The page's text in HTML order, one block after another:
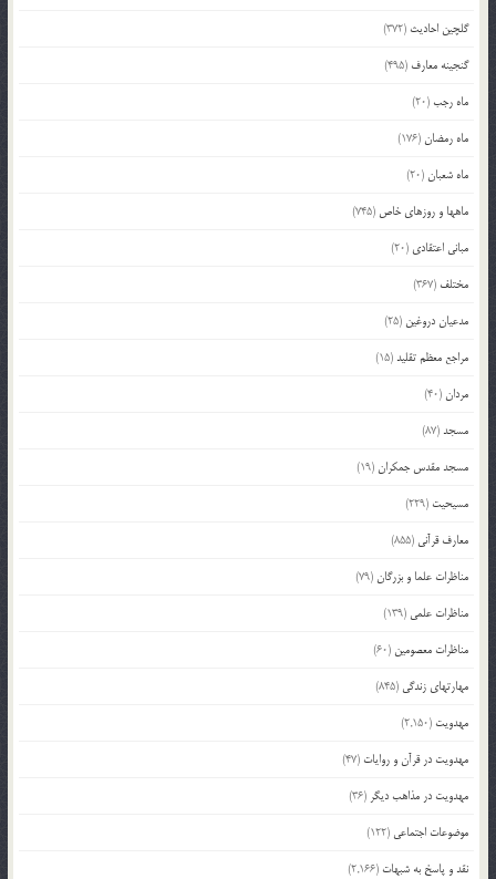
گلچین احادیث (372)
گنجینه معارف (495)
ماه رجب(20)
ماه رمضان(176)
ماه شعبان(20)
ماهها و روزهای خاص (745)
مبانی اعتقادی (20)
مختلف (367)
مدعیان دروغین (25)
مراجع معظم تقلید(15)
مردان(40)
مسجد(87)
مسجد مقدس جمکران(19)
مسیحیت (229)
معارف قرآنی (855)
مناظرات علما و بزرگان(79)
مناظرات علمی (139)
مناظرات معصومین (60)
مهارتهای زندگی (845)
مهدویت (2,150)
مهدویت در قرآن و روایات (47)
مهدویت در مذاهب دیگر (36)
موضوعات اجتماعی (122)
نقد و پاسخ به شبهات (2,166)